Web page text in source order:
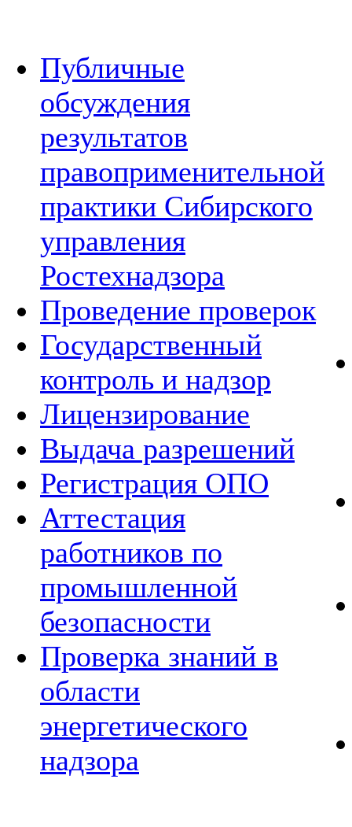
Публичные
обсуждения
результатов
правоприменительной
практики Сибирского
управления
Ростехнадзора
Проведение проверок
Государственный
контроль и надзор
Лицензирование
Выдача разрешений
Регистрация ОПО
Аттестация
работников по
промышленной
безопасности
Проверка знаний в
области
энергетического
надзора